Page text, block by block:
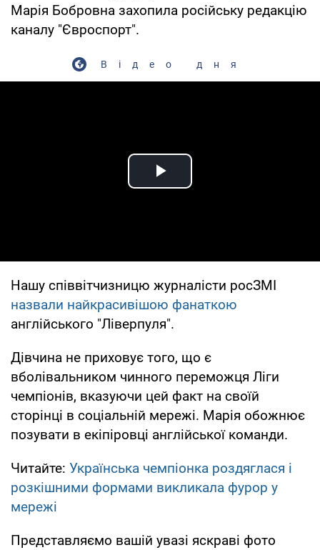
Марія Бобровна захопила російську редакцію
каналу "Євроспорт".
Відео дня
Play Video
Нашу співвітчизницю журналісти росЗМІ
назвали найкрасивішою фанаткою
англійського "Ліверпуля".
Дівчина не приховує того, що є
вболівальником чинного переможця Ліги
чемпіонів, вказуючи цей факт на своїй
сторінці в соціальній мережі. Марія обожнює
позувати в екіпіровці англійської команди.
Читайте: Українська чемпіонка роздяглася і
розкішними формами викликала фурор у
мережі
Представляємо вашій увазі яскраві фото